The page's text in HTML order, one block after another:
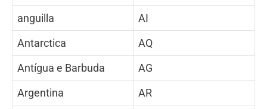
anguilla
AI
Antarctica
AQ
Antígua e Barbuda
AG
Argentina
AR